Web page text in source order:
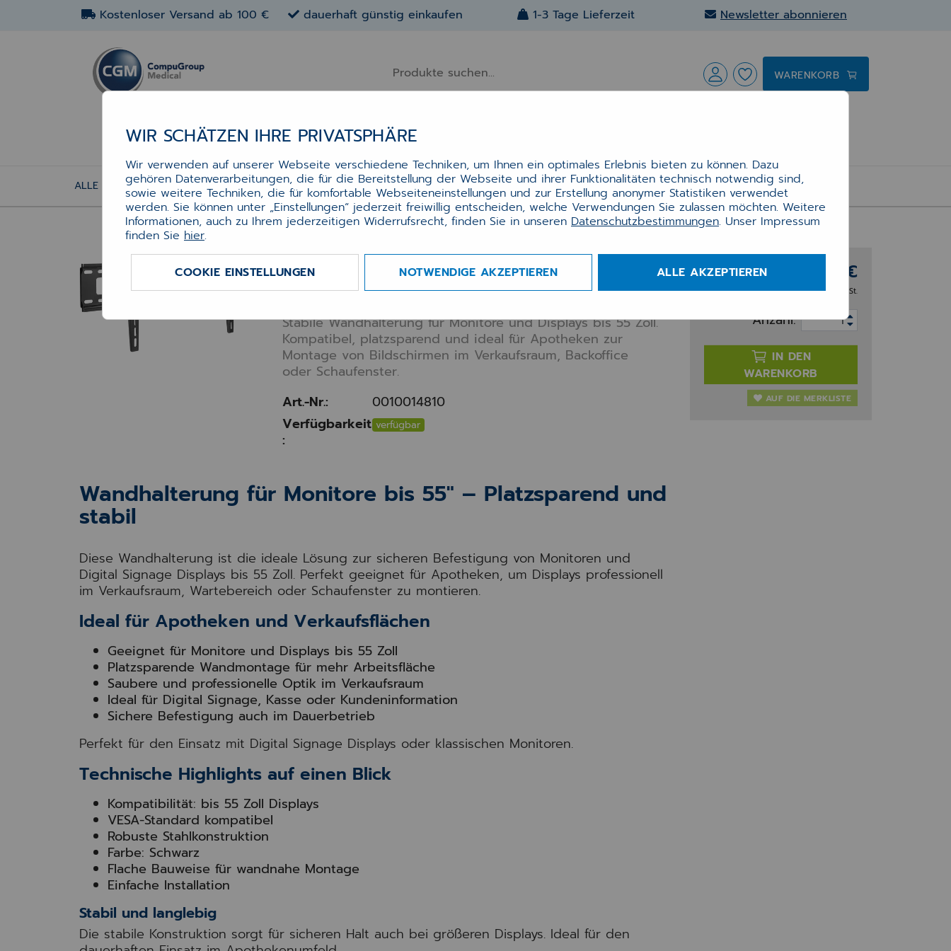
Kostenloser Versand ab 100 € dauerhaft günstig einkaufen 1-3 Tage Lieferzeit Newsletter abonnieren
WARENKORB
Alle Artikel
ALLE ARTIKEL HARDWARE MONITOR WANDHALTERUNG BIS 55" – HALTERUNG FÜR DISPLAYS & DIGITAL SIGNAGE
Monitor Wandhalterung bis 55" –
Halterung für Displays & Digital
Signage
Wandhalterung bis 55" – Sichere Montage für Monitore &
Stabile Wandhalterung für Monitore und Displays bis 55 Zoll.
Kompatibel, platzsparend und ideal für Apotheken zur
Montage von Bildschirmen im Verkaufsraum, Backoffice
oder Schaufenster.
Art.-Nr.:
0010014810
Verfügbarkeit
:
verfügbar
Wandhalterung für Monitore bis 55" – Platzsparend und
stabil
Diese Wandhalterung ist die ideale Lösung zur sicheren Befestigung von Monitoren und
Digital Signage Displays bis 55 Zoll. Perfekt geeignet für Apotheken, um Displays professionell
im Verkaufsraum, Wartebereich oder Schaufenster zu montieren.
Ideal für Apotheken und Verkaufsflächen
Geeignet für Monitore und Displays bis 55 Zoll
Platzsparende Wandmontage für mehr Arbeitsfläche
Saubere und professionelle Optik im Verkaufsraum
Ideal für Digital Signage, Kasse oder Kundeninformation
Sichere Befestigung auch im Dauerbetrieb
Perfekt für den Einsatz mit Digital Signage Displays oder klassischen Monitoren.
Technische Highlights auf einen Blick
Kompatibilität: bis 55 Zoll Displays
VESA-Standard kompatibel
Robuste Stahlkonstruktion
Farbe: Schwarz
Flache Bauweise für wandnahe Montage
Einfache Installation
Stabil und langlebig
Die stabile Konstruktion sorgt für sicheren Halt auch bei größeren Displays. Ideal für den
87,00 €
zzgl. 19% MwSt.
Anzahl:
IN DEN
WARENKORB
AUF DIE MERKLISTE
WIR SCHÄTZEN IHRE PRIVATSPHÄRE
Wir verwenden auf unserer Webseite verschiedene Techniken, um Ihnen ein optimales Erlebnis bieten zu können. Dazu
gehören Datenverarbeitungen, die für die Bereitstellung der Webseite und ihrer Funktionalitäten technisch notwendig sind,
sowie weitere Techniken, die für komfortable Webseiteneinstellungen und zur Erstellung anonymer Statistiken verwendet
werden. Sie können unter „Einstellungen“ jederzeit freiwillig entscheiden, welche Verwendungen Sie zulassen möchten. Weitere
Informationen, auch zu Ihrem jederzeitigen Widerrufsrecht, finden Sie in unseren Datenschutzbestimmungen. Unser Impressum
finden Sie hier.
COOKIE EINSTELLUNGEN NOTWENDIGE AKZEPTIEREN ALLE AKZEPTIEREN